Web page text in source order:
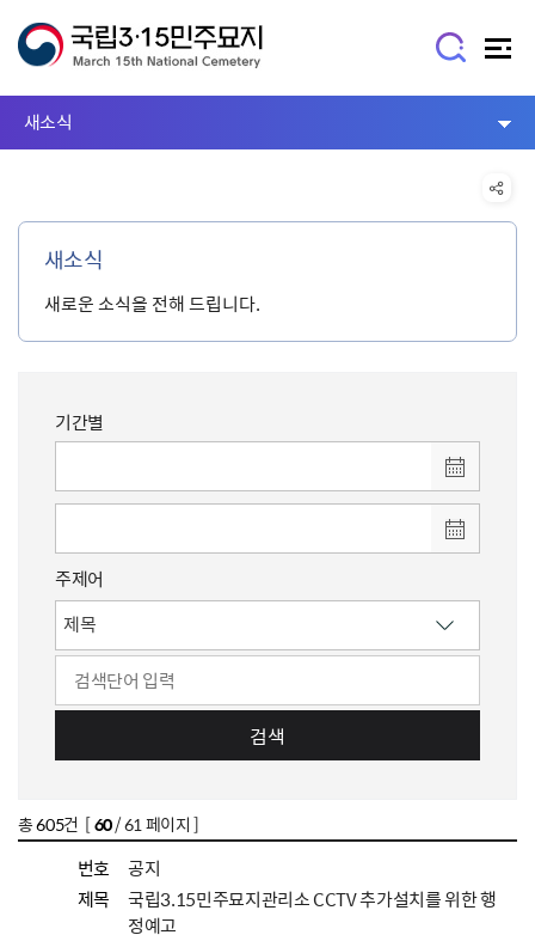
새소식
새소식
새로운 소식을 전해 드립니다.
기간별
주제어
검색
총605건 [60/ 61 페이지 ]
번호
공지
제목
국립3.15민주묘지관리소 CCTV 추가설치를 위한 행
정예고